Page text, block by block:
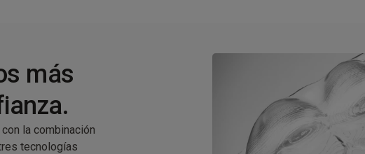
más
la combinación
tecnologías